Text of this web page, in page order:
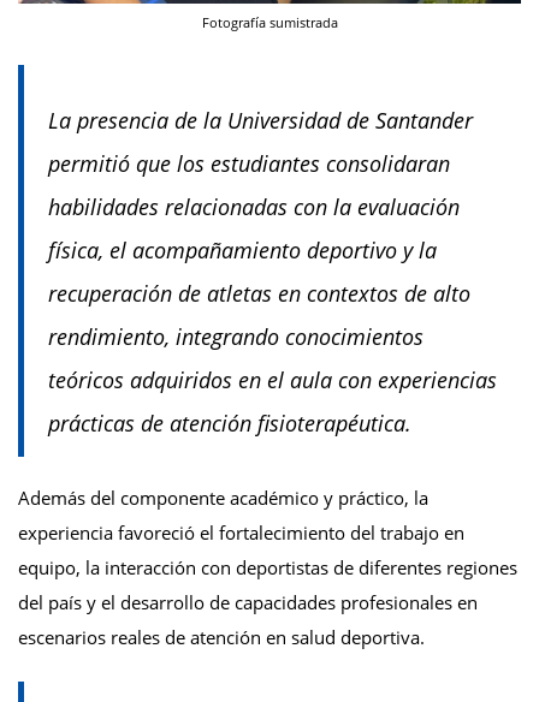
Fotografía sumistrada
La presencia de la Universidad de Santander
permitió que los estudiantes consolidaran
habilidades relacionadas con la evaluación
física, el acompañamiento deportivo y la
recuperación de atletas en contextos de alto
rendimiento, integrando conocimientos
teóricos adquiridos en el aula con experiencias
prácticas de atención fisioterapéutica.
Además del componente académico y práctico, la
experiencia favoreció el fortalecimiento del trabajo en
equipo, la interacción con deportistas de diferentes regiones
del país y el desarrollo de capacidades profesionales en
escenarios reales de atención en salud deportiva.